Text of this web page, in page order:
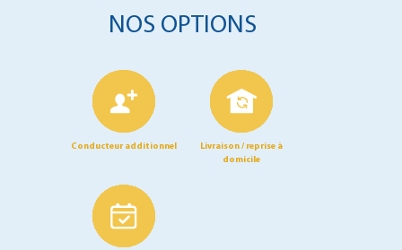
NOS OPTIONS
Conducteur additionnel
Livraison / reprise à
domicile